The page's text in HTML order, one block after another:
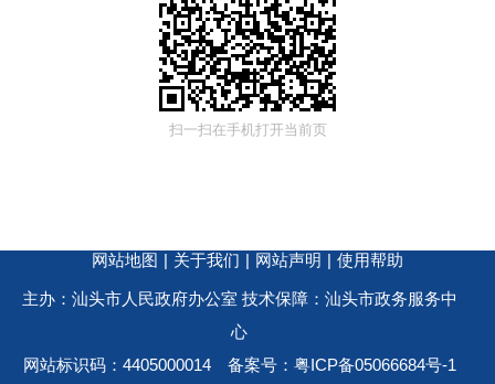
扫一扫在手机打开当前页
网站地图 | 关于我们 | 网站声明 | 使用帮助
主办：汕头市人民政府办公室 技术保障：汕头市政务服务中
心
网站标识码：4405000014
备案号：粤ICP备05066684号-1